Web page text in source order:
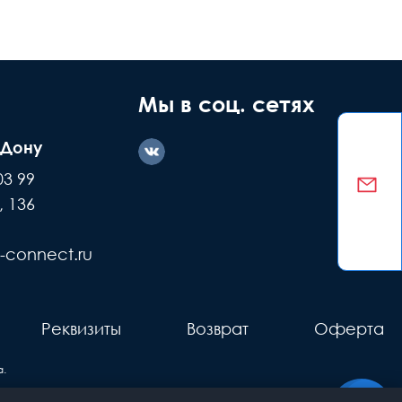
детали +
Делаем обмен
99
136
connect.ru
Мы в соц. сетях
Реквизиты Возврат Оферта